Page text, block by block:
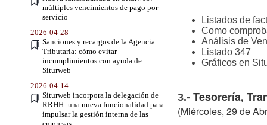
múltiples vencimientos de pago por
servicio
2026-04-28
Sanciones y recargos de la Agencia
Tributaria: cómo evitar
incumplimientos con ayuda de
Siturweb
2026-04-14
Siturweb incorpora la delegación de
RRHH: una nueva funcionalidad para
impulsar la gestión interna de las
Listados de
Como
Análisis de
Listado 347
Gráficos en
3.- Tesorería,
(Miércoles, 29 de